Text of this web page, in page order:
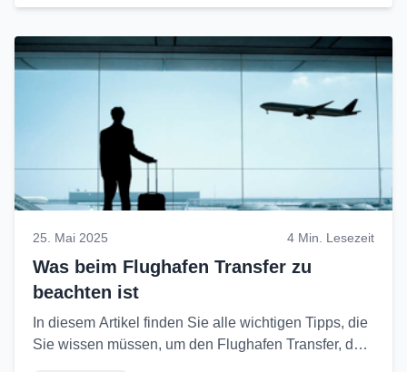
25. Mai 2025 4 Min. Lesezeit
Was beim Flughafen Transfer zu
beachten ist
In diesem Artikel finden Sie alle wichtigen Tipps, die
Sie wissen müssen, um den Flughafen Transfer, den